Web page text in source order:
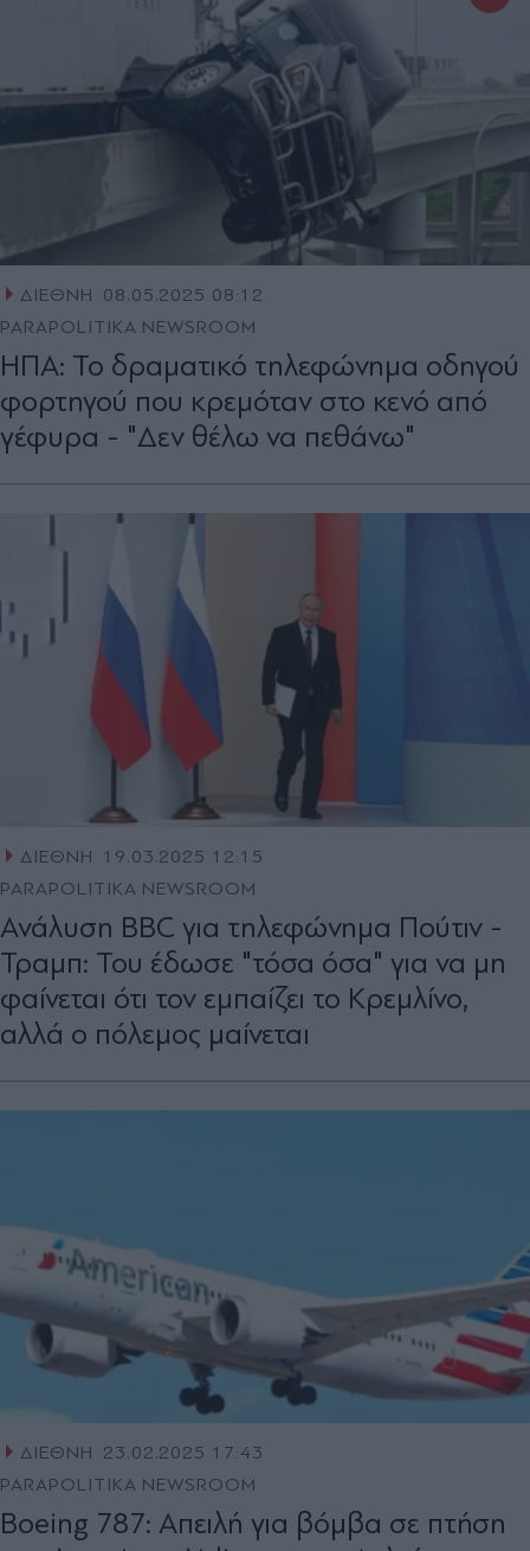
ΔΙΕΘΝΗ
08.05.2025 08:12
PARAPOLITIKA NEWSROOM
ΗΠΑ: Το δραματικό τηλεφώνημα οδηγού
φορτηγού που κρεμόταν στο κενό από
γέφυρα - "Δεν θέλω να πεθάνω"
ΔΙΕΘΝΗ
19.03.2025 12:15
PARAPOLITIKA NEWSROOM
Ανάλυση BBC για τηλεφώνημα Πούτιν -
Τραμπ: Του έδωσε "τόσα όσα" για να μη
φαίνεται ότι τον εμπαίζει το Κρεμλίνο,
αλλά ο πόλεμος μαίνεται
ΔΙΕΘΝΗ
23.02.2025 17:43
PARAPOLITIKA NEWSROOM
Boeing 787: Απειλή για βόμβα σε πτήση